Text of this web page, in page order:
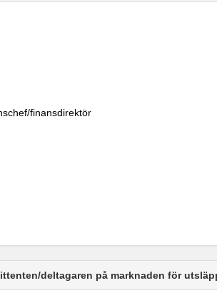
finansdirektör
deltagaren på marknaden för